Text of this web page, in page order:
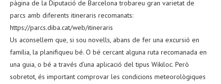
pàgina de la Diputació de Barcelona trobareu gran varietat de
parcs amb diferents itineraris recomanats:
https://parcs.diba.cat/web/itineraris
Us aconsellem que, si sou novells, abans de fer una excursió en
família, la planifiqueu bé. O bé cercant alguna ruta recomanada en
una guia, o bé a través d’una aplicació del tipus Wikiloc. Però
sobretot, és important comprovar les condicions meteorològiques